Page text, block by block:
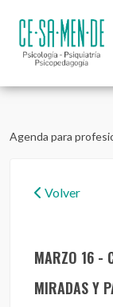
Agenda para
Volver
MARZO 16 -
MIRADAS Y